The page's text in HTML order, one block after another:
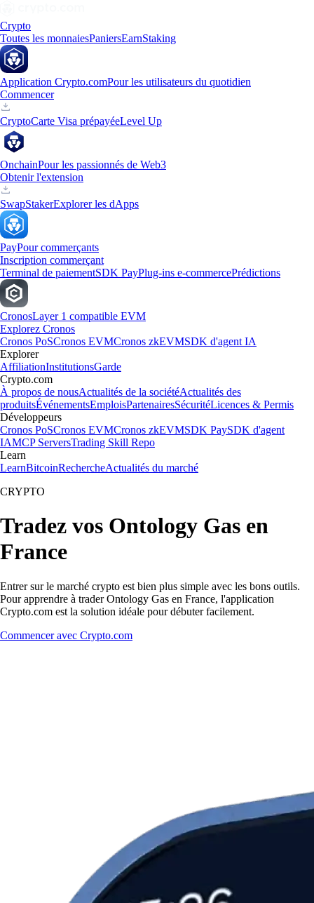
Crypto
Toutes les monnaiesPaniersEarnStaking
Application Crypto.comPour les utilisateurs du quotidien
Commencer
CryptoCarte Visa prépayéeLevel Up
OnchainPour les passionnés de Web3
Obtenir l'extension
SwapStakerExplorer les dApps
PayPour commerçants
Inscription commerçant
Terminal de paiementSDK PayPlug-ins e-commercePrédictions
CronosLayer 1 compatible EVM
Explorez Cronos
Cronos PoSCronos EVMCronos zkEVMSDK d'agent IA
Explorer
AffiliationInstitutionsGarde
Crypto.com
À propos de nousActualités de la sociétéActualités des
produitsÉvénementsEmploisPartenairesSécuritéLicences & Permis
Développeurs
Cronos PoSCronos EVMCronos zkEVMSDK PaySDK d'agent
IAMCP ServersTrading Skill Repo
Learn
LearnBitcoinRechercheActualités du marché
CRYPTO
Tradez vos Ontology Gas en
France
Entrer sur le marché crypto est bien plus simple avec les bons outils.
Pour apprendre à trader Ontology Gas en France, l'application
Crypto.com est la solution idéale pour débuter facilement.
Commencer avec Crypto.com